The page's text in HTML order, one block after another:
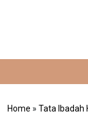
Home » Tata Ibadah